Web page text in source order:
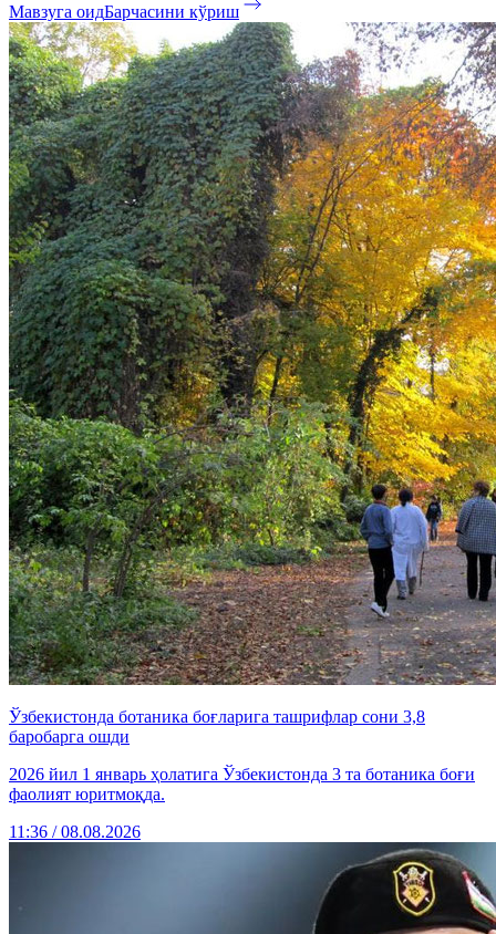
Мавзуга оидБарчасини кўриш
Ўзбекистонда ботаника боғларига ташрифлар сони 3,8
баробарга ошди
2026 йил 1 январь ҳолатига Ўзбекистонда 3 та ботаника боғи
фаолият юритмоқда.
11:36 / 08.08.2026